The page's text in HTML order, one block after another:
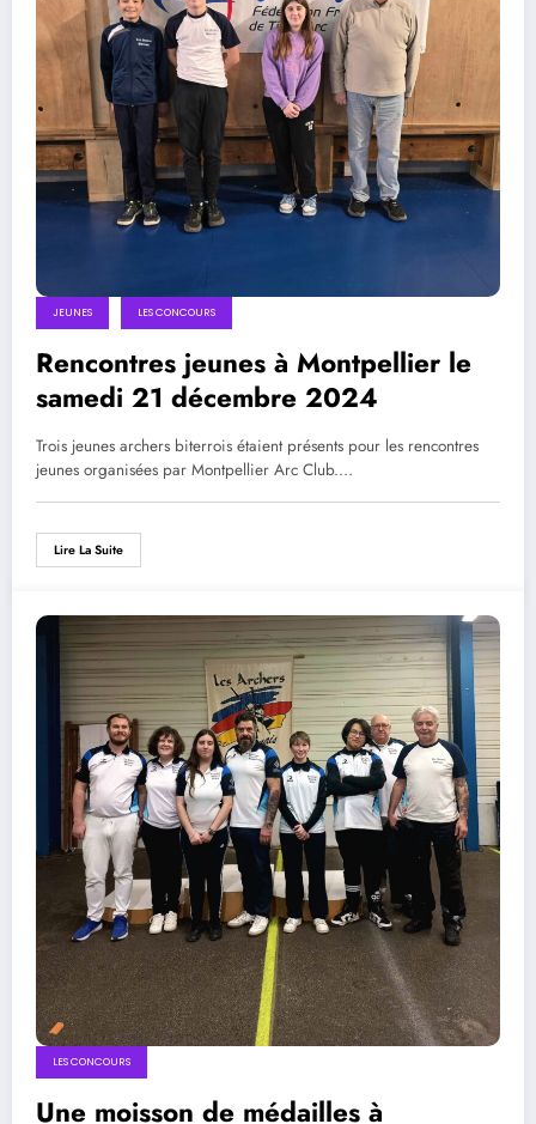
JEUNES LES CONCOURS
Rencontres jeunes à Montpellier le
samedi 21 décembre 2024
Trois jeunes archers biterrois étaient présents pour les rencontres
jeunes organisées par Montpellier Arc Club.…
Lire La Suite
LES CONCOURS
Une moisson de médailles à